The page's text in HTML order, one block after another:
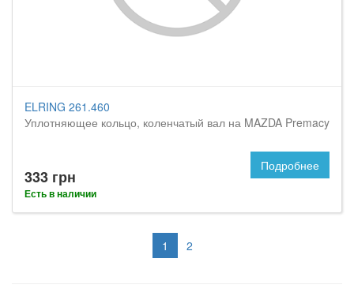
ELRING 261.460
Уплотняющее кольцо, коленчатый вал на MAZDA Premacy
333 грн
Есть в наличии
Подробнее
1 2